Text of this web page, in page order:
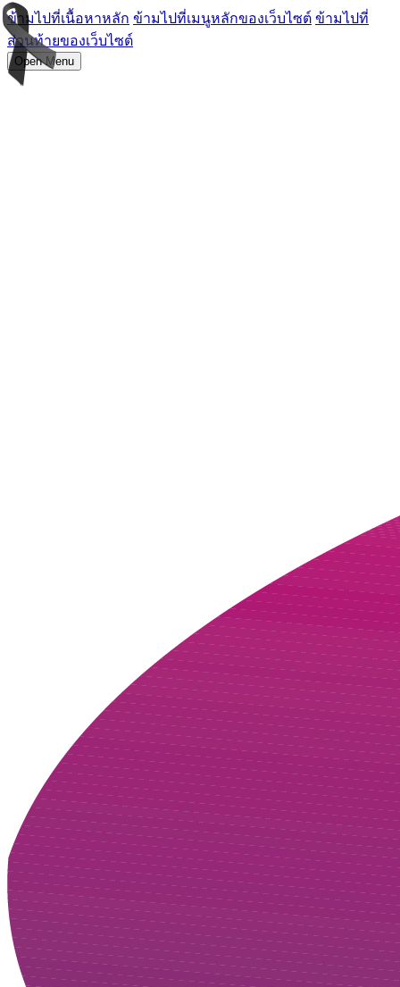
ข้ามไปที่เนื้อหาหลัก ข้ามไปที่เมนูหลักของเว็บไซต์ ข้ามไปที่
ส่วนท้ายของเว็บไซต์
Open Menu